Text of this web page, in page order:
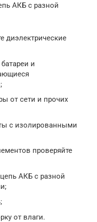
АКБ с разной
диэлектрические
и
от сети и прочих
с изолированными
проверяйте
АКБ с разной
от влаги.